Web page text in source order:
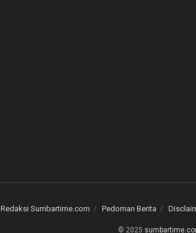
Redaksi Sumbartime.com Pedoman Berita
© 2025